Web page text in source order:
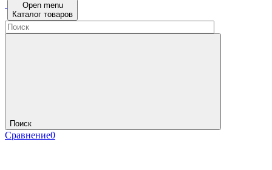
Open menu
Каталог товаров
Поиск
Сравнение0